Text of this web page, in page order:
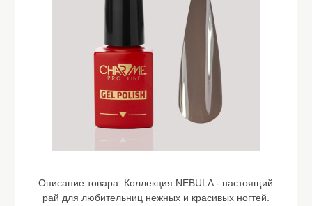
Описание товара: Коллекция NEBULA - настоящий
рай для любительниц нежных и красивых ногтей.